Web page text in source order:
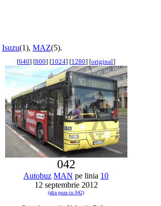
Isuzu(1), MAZ(5).
[640] [800] [1024] [1280] [original]
042
Autobuz MAN pe linia 10
12 septembrie 2012
(alta poza cu 042)